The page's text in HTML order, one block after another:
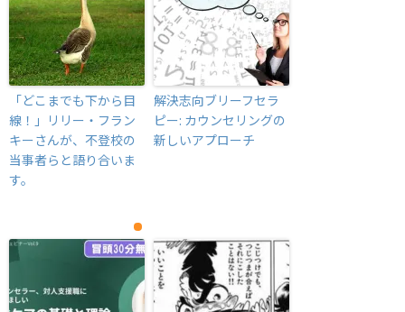
「どこまでも下から目
線！」リリー・フラン
キーさんが、不登校の
当事者らと語り合いま
す。
解決志向ブリーフセラ
ピー: カウンセリングの
新しいアプローチ